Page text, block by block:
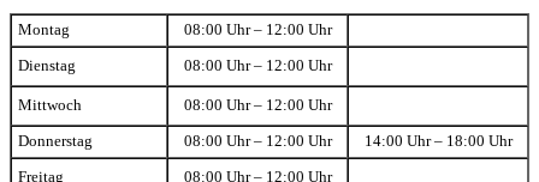
Montag 08:00 Uhr – 12:00 Uhr
Dienstag 08:00 Uhr – 12:00 Uhr
Mittwoch 08:00 Uhr – 12:00 Uhr
Donnerstag 08:00 Uhr – 12:00 Uhr 14:00 Uhr – 18:00 Uhr
Freitag 08:00 Uhr – 12:00 Uhr